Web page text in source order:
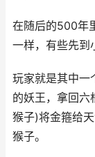
在随后的500年
一样，有些先到
玩家就是其中一
的妖王，拿回六
猴子)将金箍给
猴子。